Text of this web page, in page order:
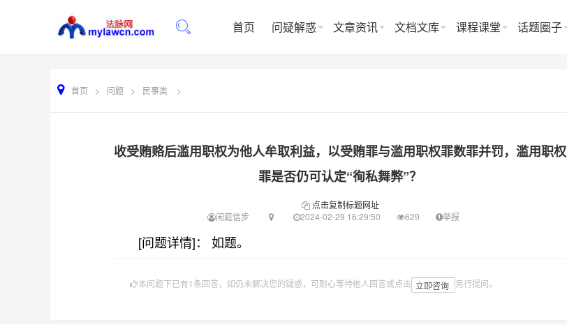
首页 问疑解惑 文章资讯 文档文库 课程课堂 话题圈子
首页 > 问题 > 民事类 >
收受贿赂后滥用职权为他人牟取利益，以受贿罪与滥用职权罪数罪并罚，滥用职权
罪是否仍可认定“徇私舞弊”？
点击复制标题网址
闲庭信步
2024-02-29 16:29:50 629 举报
[问题详情]： 如题。
本问题下已有1条回答，如仍未解决您的疑惑，可耐心等待他人回答或点击 立即咨询 另行提问。